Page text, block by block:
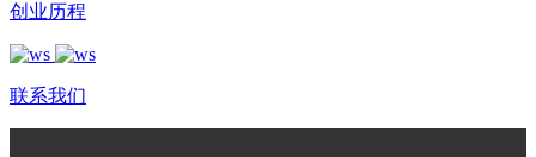
创业历程
联系我们